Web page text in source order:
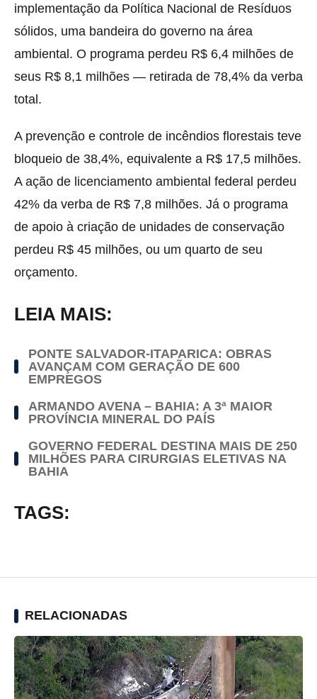
implementação da Política Nacional de Resíduos
sólidos, uma bandeira do governo na área
ambiental. O programa perdeu R$ 6,4 milhões de
seus R$ 8,1 milhões — retirada de 78,4% da verba
total.
A prevenção e controle de incêndios florestais teve
bloqueio de 38,4%, equivalente a R$ 17,5 milhões.
A ação de licenciamento ambiental federal perdeu
42% da verba de R$ 7,8 milhões. Já o programa
de apoio à criação de unidades de conservação
perdeu R$ 45 milhões, ou um quarto de seu
orçamento.
LEIA MAIS:
PONTE SALVADOR-ITAPARICA: OBRAS
AVANÇAM COM GERAÇÃO DE 600
EMPREGOS
ARMANDO AVENA – BAHIA: A 3ª MAIOR
PROVÍNCIA MINERAL DO PAÍS
GOVERNO FEDERAL DESTINA MAIS DE 250
MILHÕES PARA CIRURGIAS ELETIVAS NA
BAHIA
TAGS:
RELACIONADAS